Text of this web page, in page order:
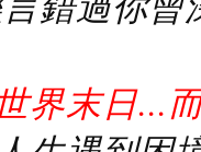
界末日...